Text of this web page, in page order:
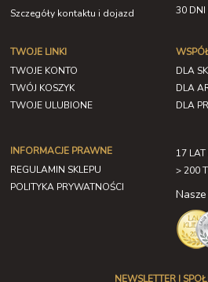
Szczegóły kontaktu i dojazd
30 DNI
TWOJE LINKI
TWOJE KONTO
TWÓJ KOSZYK
TWOJE ULUBIONE
INFORMACJE PRAWNE
REGULAMIN SKLEPU
POLITYKA PRYWATNOŚCI
DLA
DLA
DLA
17
> 200
NEWSLETTER I